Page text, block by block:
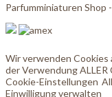
Parfumminiaturen Shop
Wir verwenden Cookies
der Verwendung
Cookie-Einstellungen
Einwilligung verwalten